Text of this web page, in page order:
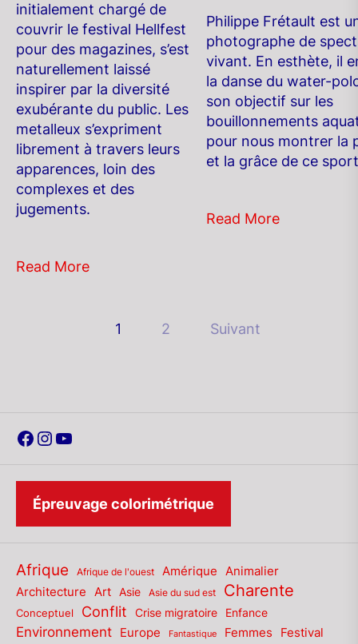
initialement chargé de
couvrir le festival Hellfest
pour des magazines, s’est
naturellement laissé
inspirer par la diversité
exubérante du public. Les
metalleux s’expriment
librement à travers leurs
apparences, loin des
complexes et des
jugements.
Read More
Philippe Frétault est
photographe de
vivant. En esthète, il
la danse du water-
son objectif sur les
bouillonnements
pour nous montrer la
et la grâce de ce
Read More
Pagination
1 2 Suivant
Facebook
Instagram
YouTube
Épreuvage colorimétrique
Afrique Afrique de l'ouest Amérique Animalier
Architecture
Art Asie Asie du sud est Charente
Conceptuel Conflit Crise migratoire Enfance
Environnement Europe Fantastique Femmes Festival